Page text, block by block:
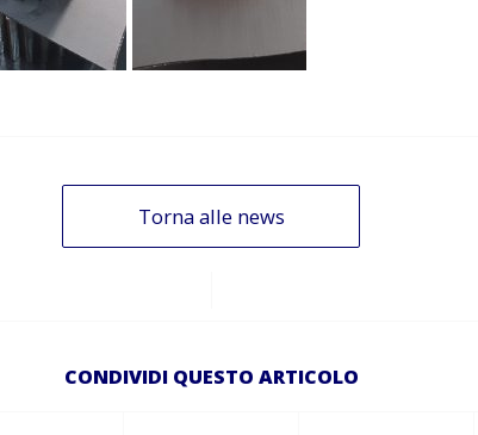
Torna alle news
CONDIVIDI QUESTO ARTICOLO